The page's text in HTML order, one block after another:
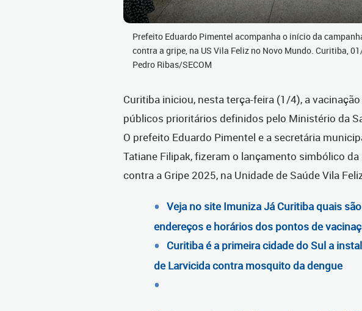
Prefeito Eduardo Pimentel acompanha o início da
contra a gripe, na US Vila Feliz no Novo Mundo. Curitiba,
Pedro Ribas/SECOM
Curitiba iniciou, nesta terça-feira (1/4), a
públicos prioritários definidos pelo Ministério da
O prefeito Eduardo Pimentel e a secretária
Tatiane Filipak, fizeram o lançamento simbólico
contra a Gripe 2025, na Unidade de Saúde Vila
Veja no site Imuniza Já Curitiba quais
endereços e horários dos pontos de
Curitiba é a primeira cidade do Sul a
de Larvicida contra mosquito da dengue